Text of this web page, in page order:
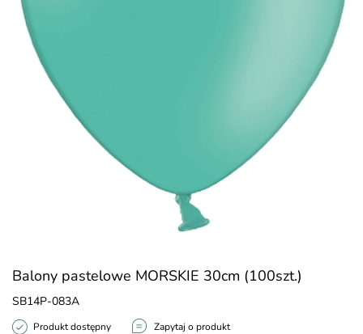
Balony pastelowe MORSKIE 30cm (100szt.)
SB14P-083A
Produkt dostępny Zapytaj o produkt